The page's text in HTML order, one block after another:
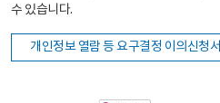
수 있습니다.
개인정보 열람 등 요구결정 이의신청서